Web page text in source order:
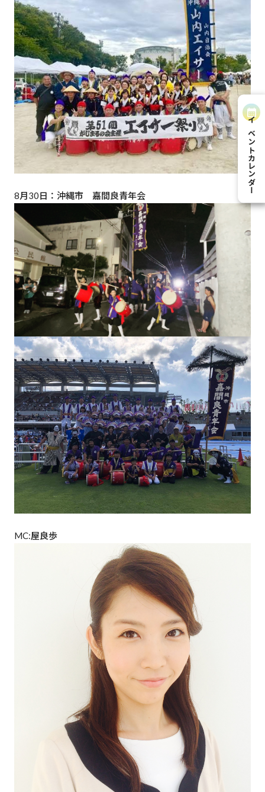
8月30日：沖縄市 嘉間良青年会
MC:屋良歩
イベントカレンダー